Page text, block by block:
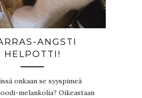
ANGSTI
HELPOTTI!
onkaan se syyspimeä
melankolia? Oikeastaan